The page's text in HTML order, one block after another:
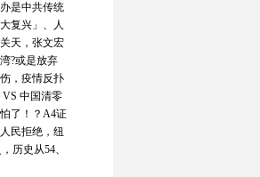
是中共传统
复兴」、人
天，张文宏
?或是放弃
，疫情反扑
VS 中国清零
了！？A4证
民拒绝，纽
历史从54、